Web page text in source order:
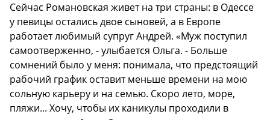
Сейчас Романовская живет на три страны: в Одессе
у певицы остались двое сыновей, а в Европе
работает любимый супруг Андрей. «Муж поступил
самоотверженно, - улыбается Ольга. - Больше
сомнений было у меня: понимала, что предстоящий
рабочий график оставит меньше времени на мою
сольную карьеру и на семью. Скоро лето, море,
пляжи... Хочу, чтобы их каникулы проходили в